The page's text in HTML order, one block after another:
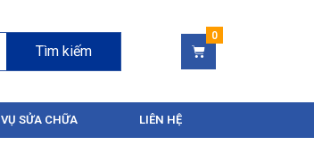
Tìm kiếm
SỬA CHỮA LIÊN HỆ